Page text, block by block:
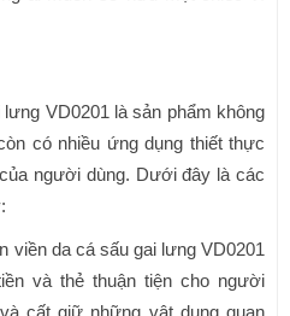
VD0201 là sản phẩm không
có nhiều ứng dụng thiết thực
người dùng. Dưới đây là các
viền da cá sấu gai lưng VD0201
và thẻ thuận tiện cho người